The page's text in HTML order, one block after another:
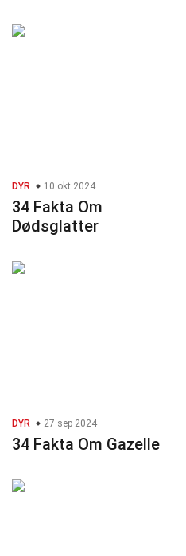
DYR 10 okt 2024
34 Fakta Om
Dødsglatter
DYR 27 sep 2024
34 Fakta Om Gazelle